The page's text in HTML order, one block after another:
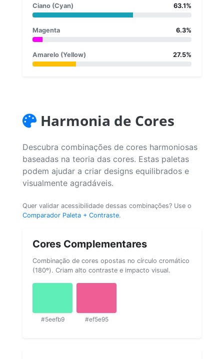
Ciano (Cyan) 63.1%
Magenta 6.3%
Amarelo (Yellow) 27.5%
Harmonia de Cores
Descubra combinações de cores harmoniosas
baseadas na teoria das cores. Estas paletas
podem ajudar a criar designs equilibrados e
visualmente agradáveis.
Quer validar acessibilidade dessas combinações? Use o
Comparador Paleta + Contraste.
Cores Complementares
Combinação de cores opostas no círculo cromático
(180º). Criam alto contraste e impacto visual.
#5eefb9 #ef5e95